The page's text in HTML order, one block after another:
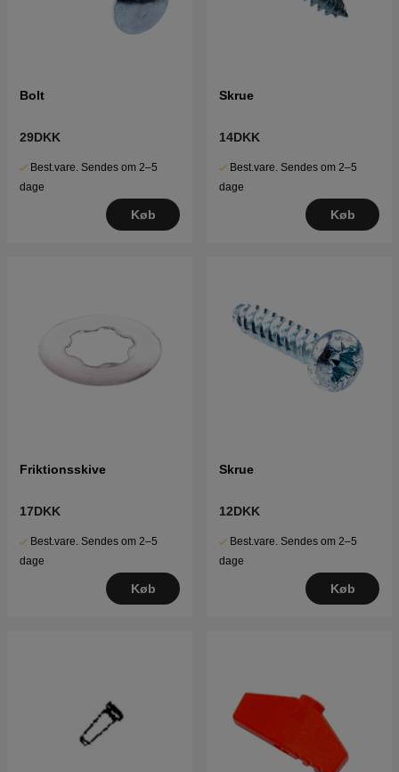
Bolt
29DKK
Best.vare. Sendes om 2–5
dage
Køb
Skrue
14DKK
Best.vare. Sendes om 2–5
dage
Køb
Friktionsskive
17DKK
Best.vare. Sendes om 2–5
dage
Køb
Skrue
12DKK
Best.vare. Sendes om 2–5
dage
Køb